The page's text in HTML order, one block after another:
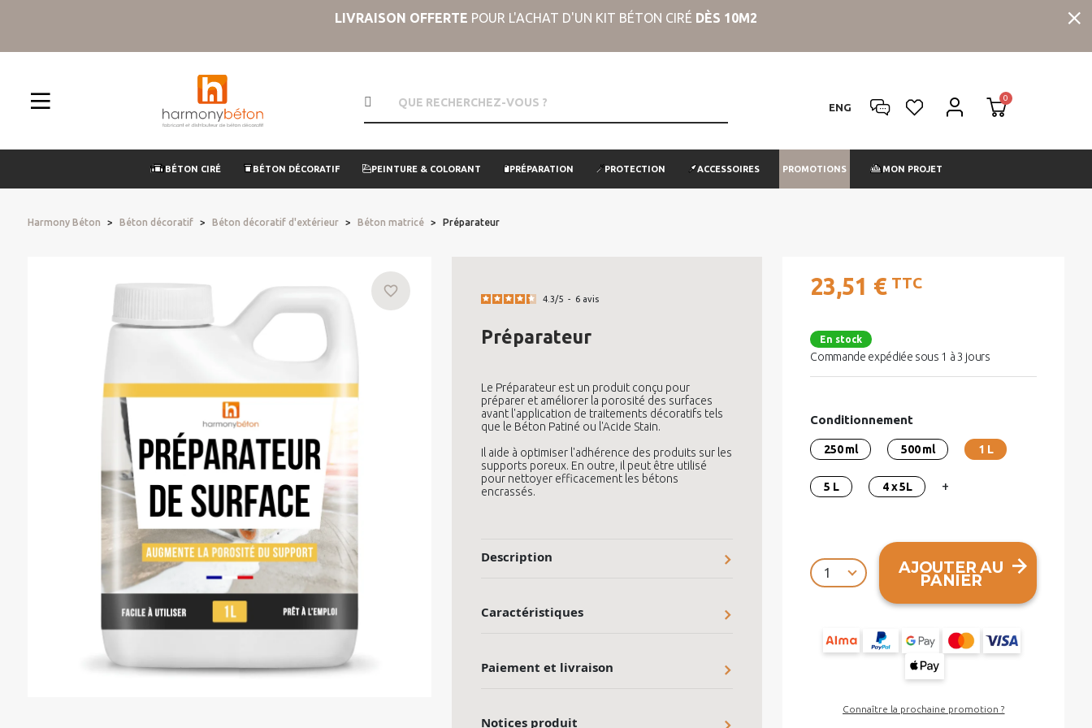
LIVRAISON OFFERTE POUR L'ACHAT D'UN KIT BÉTON CIRÉ DÈS 10M2
ENG
BÉTON CIRÉ BÉTON DÉCORATIF PEINTURE & COLORANT PRÉPARATION PROTECTION ACCESSOIRES PROMOTIONS MON PROJET
Harmony Béton Béton décoratif Béton décoratif d'extérieur Béton matricé Préparateur
4.3/5 - 6 avis
Préparateur
Le Préparateur est un produit conçu pour
préparer et améliorer la porosité des surfaces
avant l'application de traitements décoratifs tels
que le Béton Patiné ou l'Acide Stain.
Il aide à optimiser l'adhérence des produits sur les
supports poreux. En outre, il peut être utilisé
pour nettoyer efficacement les bétons
encrassés.
Description
Caractéristiques
Paiement et livraison
Notices produit
23,51 € TTC
En stock
Commande expédiée sous 1 à 3 jours
Conditionnement
250 ml 500 ml 1 L
5 L 4 x 5L +
AJOUTER AU
PANIER
Connaître la prochaine promotion ?
favorite_border